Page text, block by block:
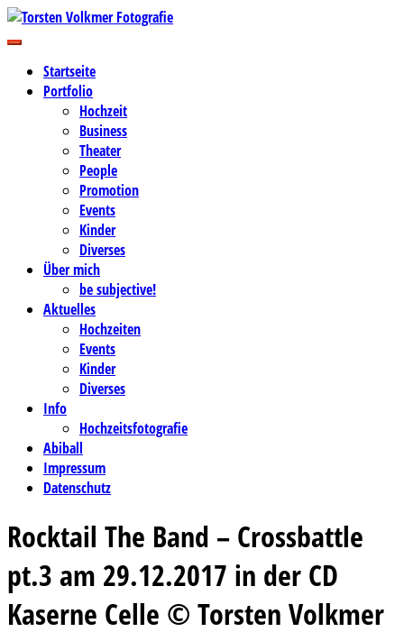
Zum
Inhalt
Torsten Volkmer Fotografie
Business-, Portrait- und Hochzeitsfotografie
Startseite
Portfolio
Hochzeit
Business
Theater
People
Promotion
Events
Kinder
Diverses
Über mich
be subjective!
Aktuelles
Hochzeiten
Events
Kinder
Diverses
Info
Hochzeitsfotografie
Abiball
Impressum
Datenschutz
Rocktail The Band – Crossbattle
pt.3 am 29.12.2017 in der CD
Kaserne Celle © Torsten Volkmer